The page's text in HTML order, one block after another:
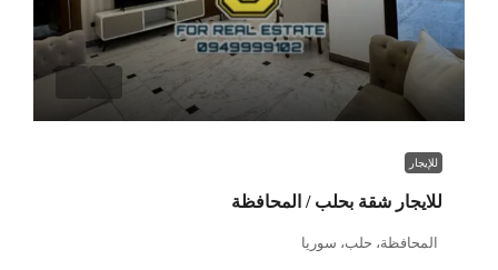
للإيجار
للايجار شقة بحلب / المحافظة
المحافظة، حلب، سوريا